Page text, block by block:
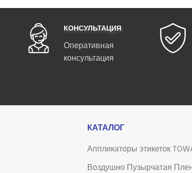
КОНСУЛЬТАЦИЯ
Оперативная
консультация
КАТАЛОГ
Аппликаторы этикеток
Воздушно Пузырчатая